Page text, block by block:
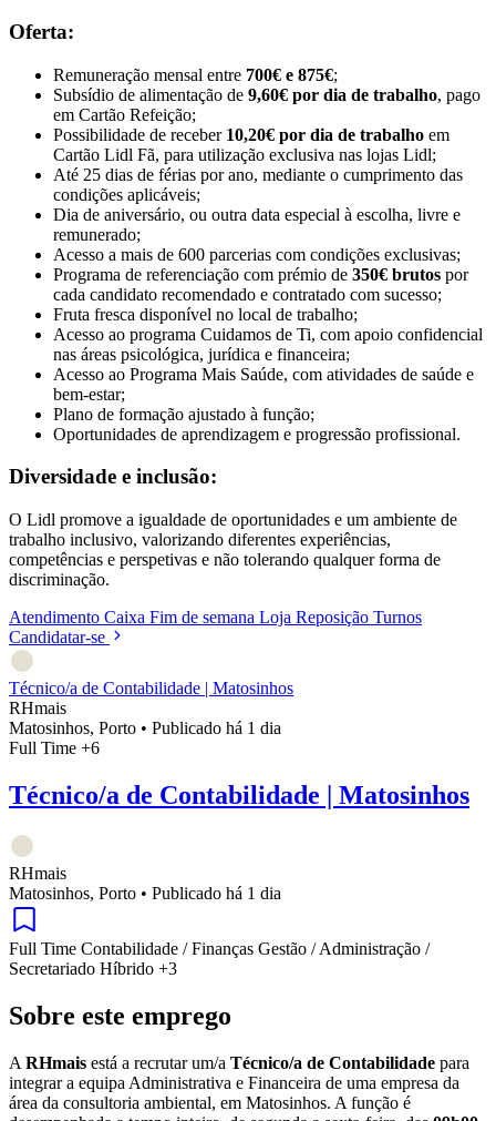
Oferta:
Remuneração mensal entre 700€ e 875€;
Subsídio de alimentação de 9,60€ por dia de trabalho, pago
em Cartão Refeição;
Possibilidade de receber 10,20€ por dia de trabalho em
Cartão Lidl Fã, para utilização exclusiva nas lojas Lidl;
Até 25 dias de férias por ano, mediante o cumprimento das
condições aplicáveis;
Dia de aniversário, ou outra data especial à escolha, livre e
remunerado;
Acesso a mais de 600 parcerias com condições exclusivas;
Programa de referenciação com prémio de 350€ brutos por
cada candidato recomendado e contratado com sucesso;
Fruta fresca disponível no local de trabalho;
Acesso ao programa Cuidamos de Ti, com apoio confidencial
nas áreas psicológica, jurídica e financeira;
Acesso ao Programa Mais Saúde, com atividades de saúde e
bem-estar;
Plano de formação ajustado à função;
Oportunidades de aprendizagem e progressão profissional.
Diversidade e inclusão:
O Lidl promove a igualdade de oportunidades e um ambiente de
trabalho inclusivo, valorizando diferentes experiências,
competências e perspetivas e não tolerando qualquer forma de
discriminação.
Atendimento Caixa Fim de semana Loja Reposição Turnos
Candidatar-se
Técnico/a de Contabilidade | Matosinhos
RHmais
Matosinhos, Porto • Publicado há 1 dia
Full Time +6
Técnico/a de Contabilidade | Matosinhos
RHmais
Matosinhos, Porto • Publicado há 1 dia
Full Time Contabilidade / Finanças Gestão / Administração /
Secretariado Híbrido +3
Sobre este emprego
A RHmais está a recrutar um/a Técnico/a de Contabilidade para
integrar a equipa Administrativa e Financeira de uma empresa da
área da consultoria ambiental, em Matosinhos. A função é